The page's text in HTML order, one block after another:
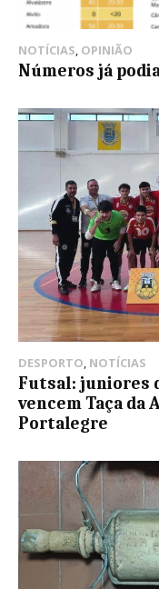
NOTÍCIAS, OPINIÃO
Números já
DESPORTO, NOTÍCIAS
Futsal: juniores
vencem Taça da
Portalegre